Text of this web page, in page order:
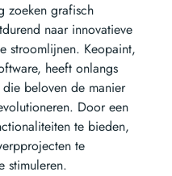
zoeken grafisch
naar innovatieve
stroomlijnen. Keopaint,
heeft onlangs
beloven de manier
Door een
te bieden,
te
stimuleren.